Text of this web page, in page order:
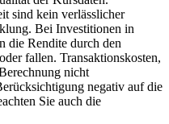
sind kein verlässlicher
Bei Investitionen in
die Rendite durch den
fallen. Transaktionskosten,
nicht
negativ auf die
Sie auch die